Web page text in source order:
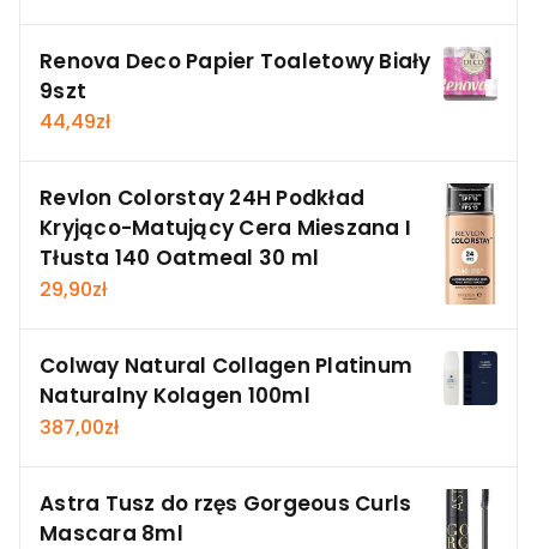
Renova Deco Papier Toaletowy Biały
9szt
44,49zł
Revlon Colorstay 24H Podkład
Kryjąco-Matujący Cera Mieszana I
Tłusta 140 Oatmeal 30 ml
29,90zł
Colway Natural Collagen Platinum
Naturalny Kolagen 100ml
387,00zł
Astra Tusz do rzęs Gorgeous Curls
Mascara 8ml